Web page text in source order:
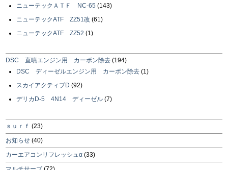
ニューテックＡＴＦ NC-65 (143)
ニューテックATF ZZ51改 (61)
ニューテックATF ZZ52 (1)
DSC 直噴エンジン用 カーボン除去 (194)
DSC ディーゼルエンジン用 カーボン除去 (1)
スカイアクティブD (92)
デリカD-5 4N14 ディーゼル (7)
ｓｕｒｆ (23)
お知らせ (40)
カーエアコンリフレッシュα (33)